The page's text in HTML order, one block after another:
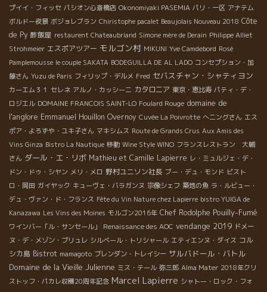
プイイ・フィッセ パシオン心斎橋店 Okonomiyaki PASEMIA パリ・一区 アナテム
ボルドー夜景 ボジョレブラン Chiristophe pacalet Beaujolais Nouveau 2018 Côte
de Py 酢飯屋 restaurent Chateaubriand Simone mère de Derain Philippe Alliet
Strohmeier エスポアツアー モルゴン村 MIKUNI Yve Camdebord Rosé
Pamplemousse le couple SAKATA BODEGUILLA DE AL LADO コンセプション・加
藤さん Yuzu de Paris フィリップ・デルメ Fred セバスチャン・シャティヨン
カーエム３１ セレネ アルノ・カッシーニ カタロニア 東京・恵比寿 パティ・デ・
ロジエル DOMAINE FRANCOIS SAINT-LO Foulard Rouge domaine de
l'anglore Emmanuel Houillon Overnoy Cuvée La Poivrotte へニングさん エス
ポア・よろずや・ユキ子さん マキシムス Route de Grands Crus Aux Amis des
Vins Ginza Bistro La Nautique 移動 Wine Style WINO フランスレストラン 大輔
さん ダール・エ・リボ Mathieu et Camille Lapierre レ・ミュルジェ・デ・
ドン・ドゥ・シヤン メリ・メロ 野村ユニソン社長 ブー・デュ・モンド ビスト
ロ・岡田 ガイヤック キューヴェ・バラガンヌ 宗像シェフ 築地の魚 ラ・ルビュー・
デュ・ヴァン・ド・フランス Fête du Vin Nature chez Lapierre bistro YUIGA de
Kanazawa Les Vins des Moines モルゴン2016年 Chef Rodolphe Pouilly-Fumé
ワインバー「ル・サンセール」 Renaissance des AOC vendange 2019 ドメー
ヌ・デ・メゾン・ブリュレ シルベール・トリシャール エティエンヌ・ダイス コル
シカ島 Bistrot mamagoto ブレンダン・トレイシー サルバドール・バトル
Domaine de la Vieille Julienne ミス・テール 弥三郎 Alma Mater 2018年クリ
ストッフ・パカレ収穫20周年記念 Marcel Lapierre シャトー・ロック・フォ